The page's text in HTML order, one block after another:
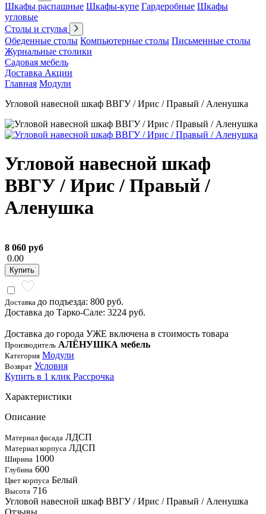
Шкафы распашные Шкафы-купе Гардеробные Шкафы
угловые
Столы и стулья
Обеденные столы Компьютерные столы Письменные столы
Журнальные столики
Садовая мебель
Доставка Акции
Главная Модули
Угловой навесной шкаф ВВГУ / Ирис / Правый / Аленушка
Угловой навесной шкаф
ВВГУ / Ирис / Правый /
Аленушка
8 060 руб
0.00
Купить
Доставка до подъезда: 800 руб.
Доставка до Тарко-Сале: 3224 руб.
Доставка до города УЖЕ включена в стоимость товара
Производитель АЛЁНУШКА мебель
Категория Модули
Возврат Условия
Купить в 1 клик Рассрочка
Характеристики
Описание
Материал фасада ЛДСП
Материал корпуса ЛДСП
Ширина 1000
Глубина 600
Цвет корпуса Белый
Высота 716
Угловой навесной шкаф ВВГУ / Ирис / Правый / Аленушка
Отзывы